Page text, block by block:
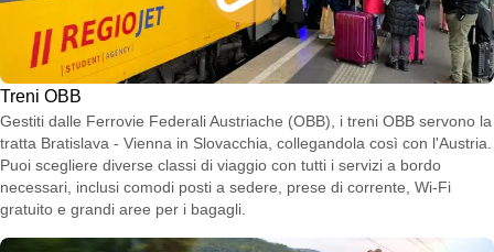
Treni OBB
Gestiti dalle Ferrovie Federali Austriache (OBB), i treni OBB servono la
tratta Bratislava - Vienna in Slovacchia, collegandola così con l'Austria.
Puoi scegliere diverse classi di viaggio con tutti i servizi a bordo
necessari, inclusi comodi posti a sedere, prese di corrente, Wi-Fi
gratuito e grandi aree per i bagagli.